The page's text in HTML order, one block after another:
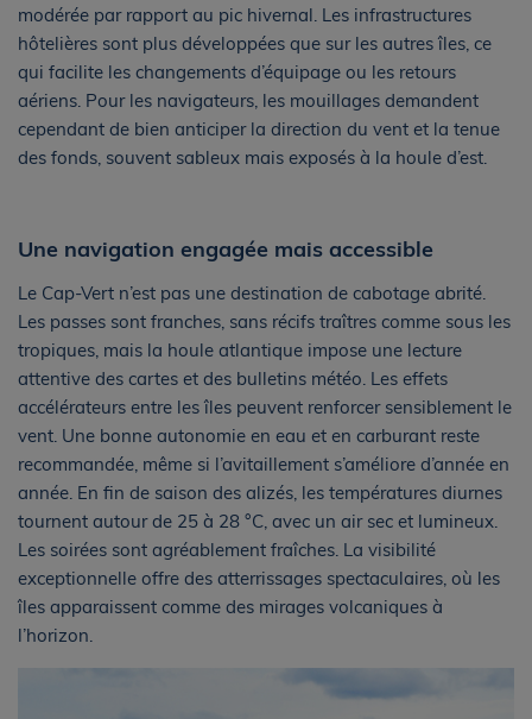
modérée par rapport au pic hivernal. Les infrastructures
hôtelières sont plus développées que sur les autres îles, ce
qui facilite les changements d’équipage ou les retours
aériens. Pour les navigateurs, les mouillages demandent
cependant de bien anticiper la direction du vent et la tenue
des fonds, souvent sableux mais exposés à la houle d’est.
Une navigation engagée mais accessible
Le Cap-Vert n’est pas une destination de cabotage abrité.
Les passes sont franches, sans récifs traîtres comme sous les
tropiques, mais la houle atlantique impose une lecture
attentive des cartes et des bulletins météo. Les effets
accélérateurs entre les îles peuvent renforcer sensiblement le
vent. Une bonne autonomie en eau et en carburant reste
recommandée, même si l’avitaillement s’améliore d’année en
année. En fin de saison des alizés, les températures diurnes
tournent autour de 25 à 28 °C, avec un air sec et lumineux.
Les soirées sont agréablement fraîches. La visibilité
exceptionnelle offre des atterrissages spectaculaires, où les
îles apparaissent comme des mirages volcaniques à
l’horizon.